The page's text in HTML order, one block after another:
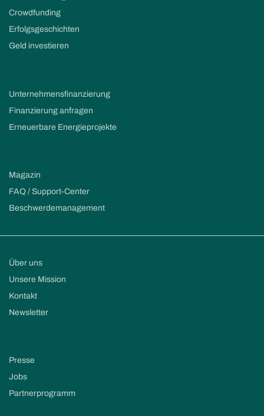
Crowdfunding
Erfolgsgeschichten
Geld investieren
Unternehmensfinanzierung
Finanzierung anfragen
Erneuerbare Energieprojekte
Magazin
FAQ / Support-Center
Beschwerdemanagement
Über uns
Unsere Mission
Kontakt
Newsletter
Presse
Jobs
Partnerprogramm